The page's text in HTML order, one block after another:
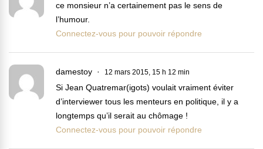
ce monsieur n’a certainement pas le sens de
l’humour.
Connectez-vous pour pouvoir répondre
damestoy 12 mars 2015, 15 h 12 min
Si Jean Quatremar(igots) voulait vraiment éviter
d’interviewer tous les menteurs en politique, il y a
longtemps qu’il serait au chômage !
Connectez-vous pour pouvoir répondre